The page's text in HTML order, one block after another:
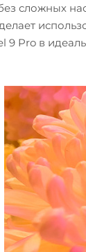
сложных
Pro в